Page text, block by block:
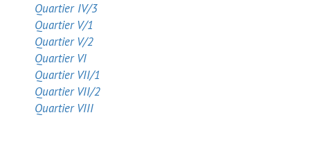
Quartier IV/3
Quartier V/1
Quartier V/2
Quartier VI
Quartier VII/1
Quartier VII/2
Quartier VIII